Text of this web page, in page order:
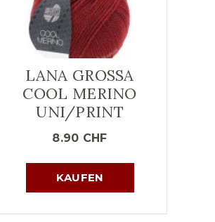
LANA GROSSA
COOL MERINO
UNI/PRINT
8.90 CHF
KAUFEN